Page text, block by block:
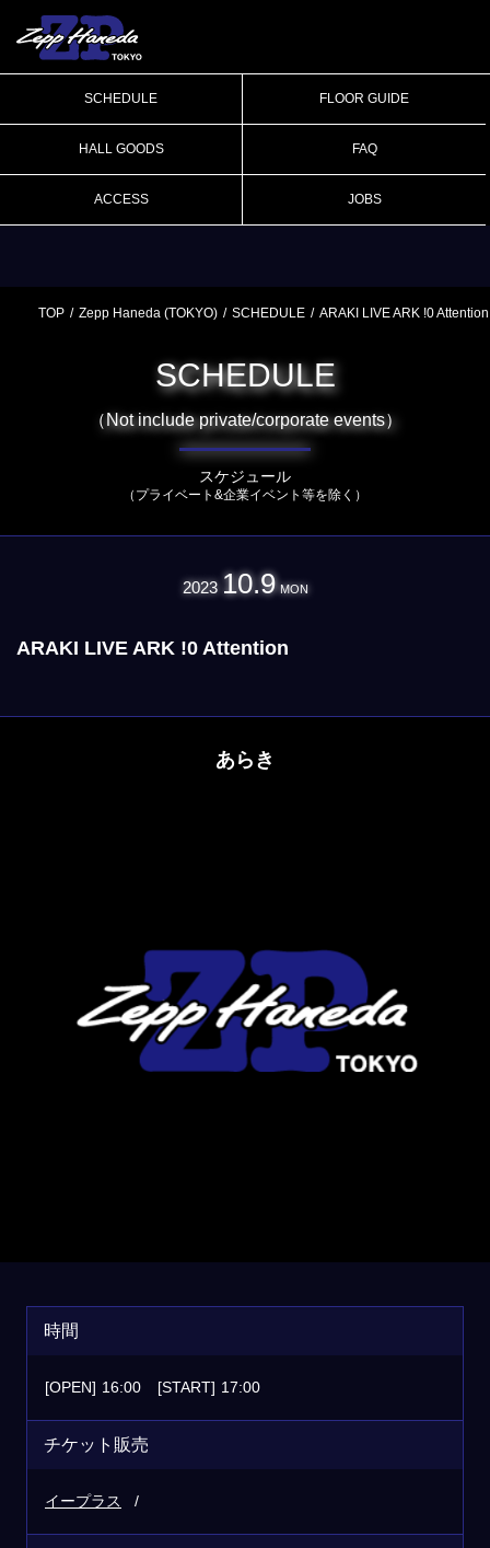
SCHEDULE FLOOR GUIDE
HALL GOODS FAQ
ACCESS JOBS
TOP Zepp Haneda (TOKYO) SCHEDULE ARAKI LIVE ARK !0 Attention
SCHEDULE
（Not include private/corporate events）
スケジュール
（プライベート&企業イベント等を除く）
2023 10.9 MON
ARAKI LIVE ARK !0 Attention
あらき
時間
[OPEN] 16:00 [START] 17:00
チケット販売
イープラス